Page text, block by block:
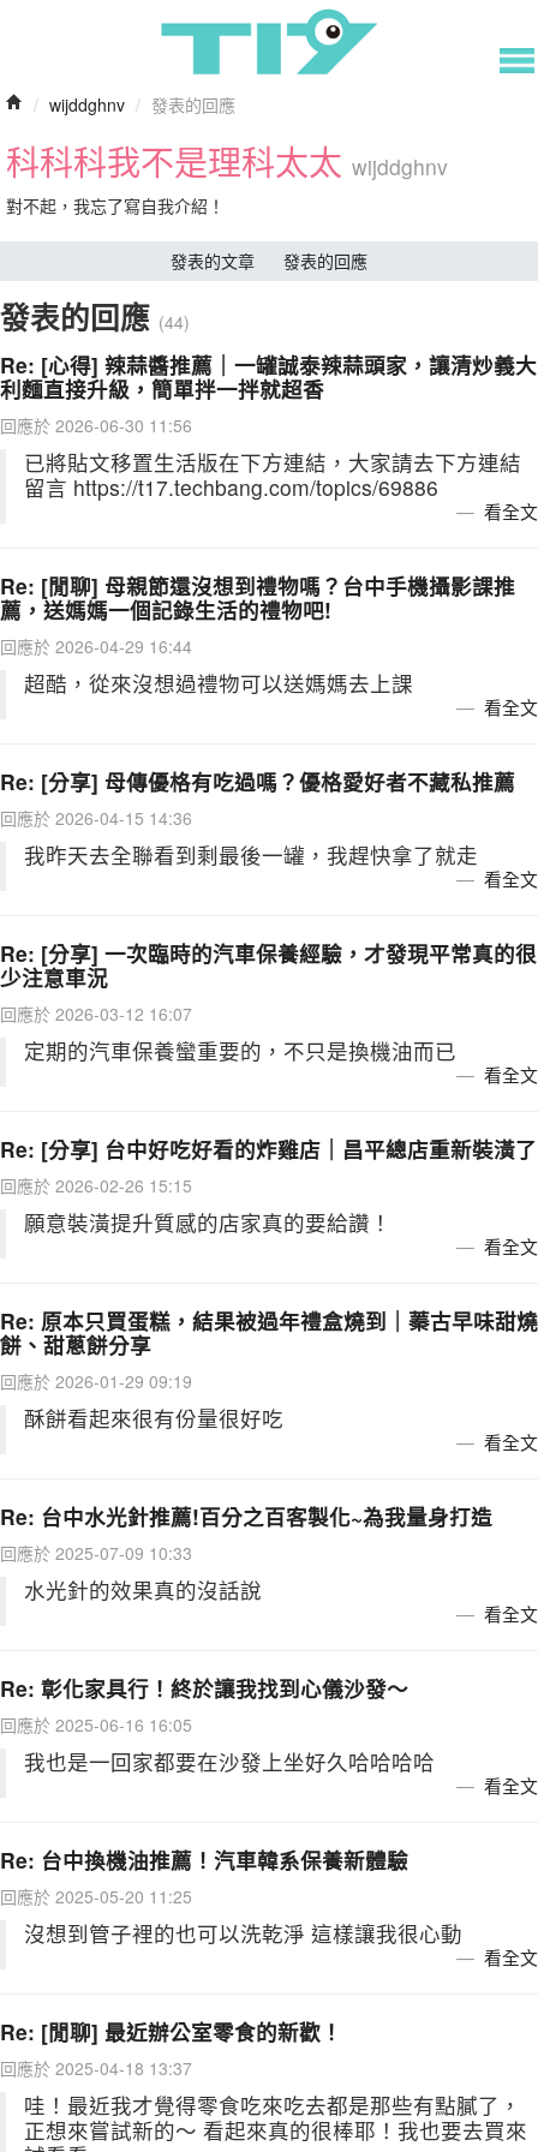
/ wijddghnv / 發表的回應
科科科我不是理科太太 wijddghnv
對不起，我忘了寫自我介紹！
發表的文章 發表的回應
發表的回應 (44)
Re: [心得] 辣蒜醬推薦｜一罐誠泰辣蒜頭家，讓清炒義大
利麵直接升級，簡單拌一拌就超香
回應於 2026-06-30 11:56
已將貼文移置生活版在下方連結，大家請去下方連結
留言 https://t17.techbang.com/topics/69886
看全文
Re: [閒聊] 母親節還沒想到禮物嗎？台中手機攝影課推
薦，送媽媽一個記錄生活的禮物吧!
回應於 2026-04-29 16:44
超酷，從來沒想過禮物可以送媽媽去上課
看全文
Re: [分享] 母傳優格有吃過嗎？優格愛好者不藏私推薦
回應於 2026-04-15 14:36
我昨天去全聯看到剩最後一罐，我趕快拿了就走
看全文
Re: [分享] 一次臨時的汽車保養經驗，才發現平常真的很
少注意車況
回應於 2026-03-12 16:07
定期的汽車保養蠻重要的，不只是換機油而已
看全文
Re: [分享] 台中好吃好看的炸雞店｜昌平總店重新裝潢了
回應於 2026-02-26 15:15
願意裝潢提升質感的店家真的要給讚！
看全文
Re: 原本只買蛋糕，結果被過年禮盒燒到｜蓁古早味甜燒
餅、甜蔥餅分享
回應於 2026-01-29 09:19
酥餅看起來很有份量很好吃
看全文
Re: 台中水光針推薦!百分之百客製化~為我量身打造
回應於 2025-07-09 10:33
水光針的效果真的沒話說
看全文
Re: 彰化家具行！終於讓我找到心儀沙發～
回應於 2025-06-16 16:05
我也是一回家都要在沙發上坐好久哈哈哈哈
看全文
Re: 台中換機油推薦！汽車韓系保養新體驗
回應於 2025-05-20 11:25
沒想到管子裡的也可以洗乾淨 這樣讓我很心動
看全文
Re: [閒聊] 最近辦公室零食的新歡！
回應於 2025-04-18 13:37
哇！最近我才覺得零食吃來吃去都是那些有點膩了，
正想來嘗試新的～ 看起來真的很棒耶！我也要去買來